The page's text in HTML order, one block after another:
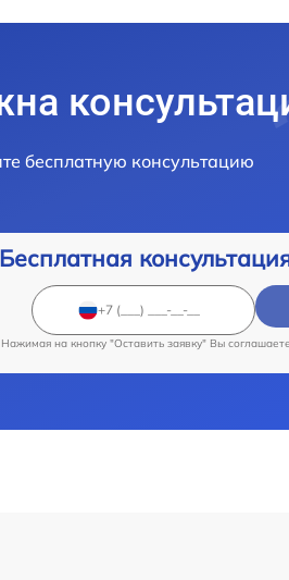
бесплатную консультацию
Бесплатная
Нажимая на кнопку "Оставить заявку" Вы